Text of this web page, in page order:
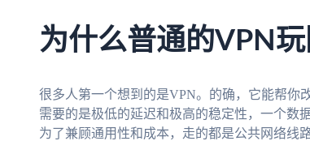
为什么普通的VPN
很多人第一个想到的是VPN。的确，它能帮你
需要的是极低的延迟和极高的稳定性，一个数
为了兼顾通用性和成本，走的都是公共网络线